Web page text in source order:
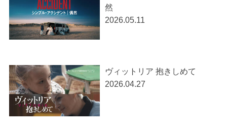
然
2026.05.11
ヴィットリア 抱きしめて
2026.04.27